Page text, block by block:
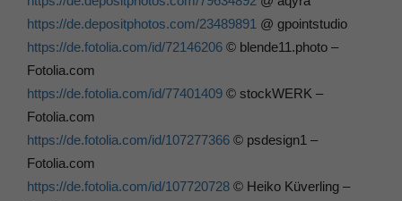
https://de.depositphotos.com/23489891 @ gpointstudio
https://de.fotolia.com/id/72146206 © blende11.photo –
Fotolia.com
https://de.fotolia.com/id/77401409 © stockWERK –
Fotolia.com
https://de.fotolia.com/id/107277366 © psdesign1 –
Fotolia.com
https://de.fotolia.com/id/107720728 © Heiko Küverling –